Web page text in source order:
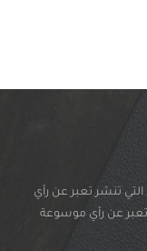
التي تنشر تعبر عن رأي
عن رأي موسوعة